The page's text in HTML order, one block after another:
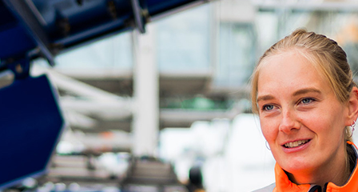
Center der HPA
aller Verkehrsmeldungen im Hafen am